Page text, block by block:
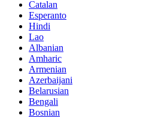
Catalan
Esperanto
Hindi
Lao
Albanian
Amharic
Armenian
Azerbaijani
Belarusian
Bengali
Bosnian